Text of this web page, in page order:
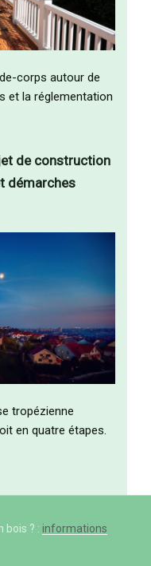
corps autour de
et la réglementation
de construction
démarches
tropézienne
en quatre étapes.
bois ? : informations